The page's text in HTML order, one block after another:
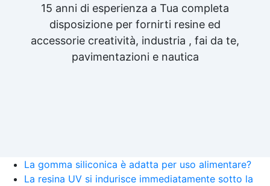
15 anni di esperienza a Tua completa
disposizione per fornirti resine ed
accessorie creatività, industria , fai da te,
pavimentazioni e nautica
La gomma siliconica è adatta per uso alimentare?
La resina UV si indurisce immediatamente sotto la